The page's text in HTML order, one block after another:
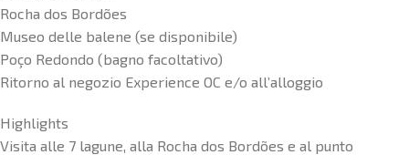
Rocha dos Bordões
Museo delle balene (se disponibile)
Poço Redondo (bagno facoltativo)
Ritorno al negozio Experience OC e/o all’alloggio
Highlights
Visita alle 7 lagune, alla Rocha dos Bordões e al punto